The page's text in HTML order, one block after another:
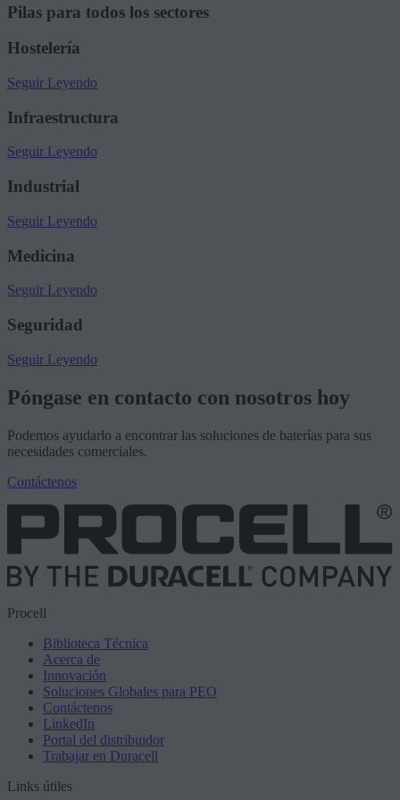
Pilas para todos los sectores
Hostelería
Seguir Leyendo
Infraestructura
Seguir Leyendo
Industrial
Seguir Leyendo
Medicina
Seguir Leyendo
Seguridad
Seguir Leyendo
Póngase en contacto con nosotros hoy
Podemos ayudarlo a encontrar las soluciones de baterías para sus
necesidades comerciales.
Contáctenos
Procell
Biblioteca Técnica
Acerca de
Innovación
Soluciones Globales para PEO
Contáctenos
LinkedIn
Portal del distribuidor
Trabajar en Duracell
Links útiles